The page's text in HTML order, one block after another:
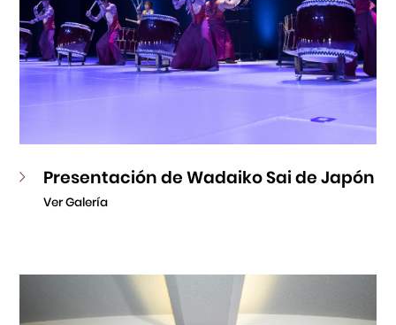
Presentación de Wadaiko Sai de Japón
Ver Galería